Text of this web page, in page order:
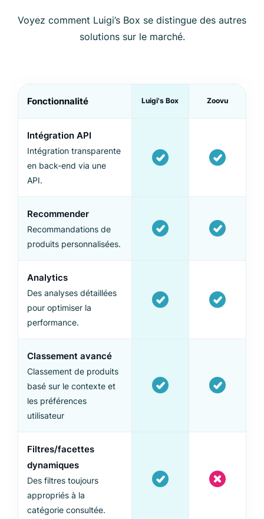
Voyez comment Luigi’s Box se distingue des autres
solutions sur le marché.
Fonctionnalité Luigi's Box Zoovu
Intégration API
Intégration transparente
en back-end via une
API.
Recommender
Recommandations de
produits personnalisées.
Analytics
Des analyses détaillées
pour optimiser la
performance.
Classement avancé
Classement de produits
basé sur le contexte et
les préférences
utilisateur
Filtres/facettes
dynamiques
Des filtres toujours
appropriés à la
catégorie consultée.